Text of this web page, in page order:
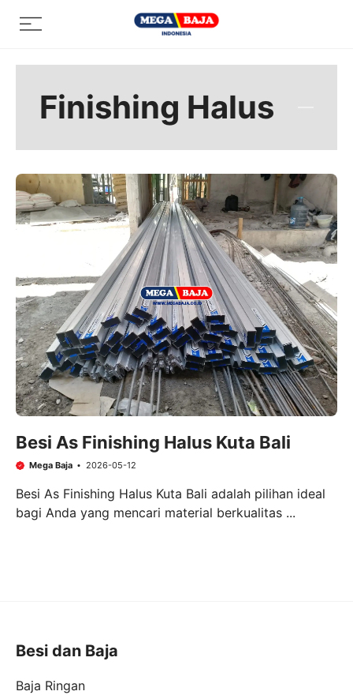
Menu
Finishing Halus
Besi As Finishing Halus Kuta Bali
Mega Baja 2026-05-12
Besi As Finishing Halus Kuta Bali adalah pilihan ideal
bagi Anda yang mencari material berkualitas ...
Besi dan Baja
Baja Ringan